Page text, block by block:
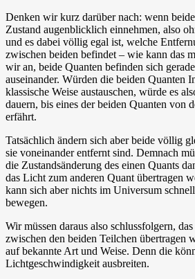
Denken wir kurz darüber nach: wenn
Zustand augenblicklich einnehmen, also
und es dabei völlig egal ist, welche
zwischen beiden befindet – wie kann das
wir an, beide Quanten befinden sich
auseinander. Würden die beiden Quanten
klassische Weise austauschen, würde es
dauern, bis eines der beiden Quanten von
erfährt.
Tatsächlich ändern sich aber beide völlig
sie voneinander entfernt sind. Demnach
die Zustandsänderung des einen Quants
das Licht zum anderen Quant übertragen
kann sich aber nichts im Universum
bewegen.
Wir müssen daraus also schlussfolgern,
zwischen den beiden Teilchen übertragen
auf bekannte Art und Weise. Denn die
Lichtgeschwindigkeit ausbreiten.